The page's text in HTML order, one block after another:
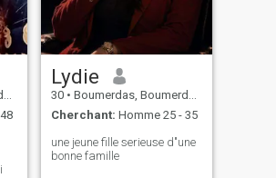
Lydie
30 • Boumerdas, Boumerdes, Algérie
Cherchant: Homme 25 - 35
une jeune fille serieuse d"une
bonne famille